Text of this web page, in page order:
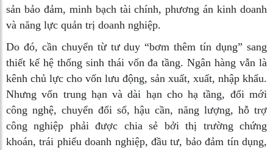
sản bảo đảm, minh bạch tài chính, phương án kinh doanh
và năng lực quản trị doanh nghiệp.
Do đó, cần chuyển từ tư duy “bơm thêm tín dụng” sang
thiết kế hệ thống sinh thái vốn đa tầng. Ngân hàng vẫn là
kênh chủ lực cho vốn lưu động, sản xuất, xuất, nhập khẩu.
Nhưng vốn trung hạn và dài hạn cho hạ tầng, đổi mới
công nghệ, chuyển đổi số, hậu cần, năng lượng, hỗ trợ
công nghiệp phải được chia sẻ bởi thị trường chứng
khoán, trái phiếu doanh nghiệp, đầu tư, bảo đảm tín dụng,